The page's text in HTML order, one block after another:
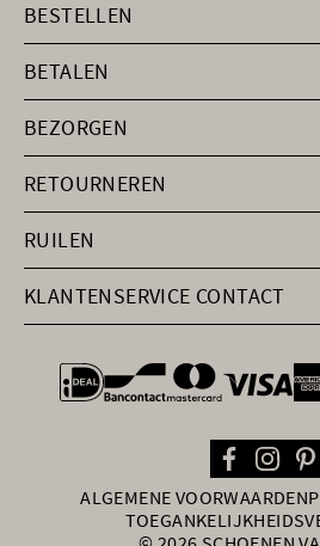
BESTELLEN
BETALEN
BEZORGEN
RETOURNEREN
RUILEN
KLANTENSERVICE CONTACT
general.paymentOptions
ALGEMENE VOORWAARDEN